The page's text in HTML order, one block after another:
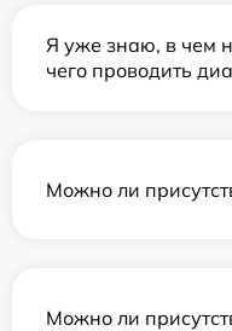
Я уже знаю, в чем
чего проводить
Можно ли
Можно ли